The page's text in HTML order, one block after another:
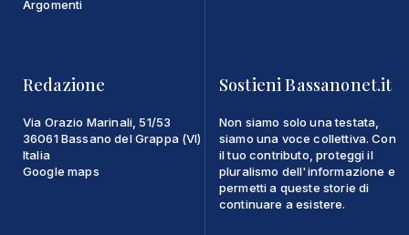
Argomenti
Redazione
Via Orazio Marinali, 51/53
36061 Bassano del Grappa (VI)
Italia
Google maps
Sostieni Bassanonet.it
Non siamo solo una testata,
siamo una voce collettiva. Con
il tuo contributo, proteggi il
pluralismo dell'informazione e
permetti a queste storie di
continuare a esistere.